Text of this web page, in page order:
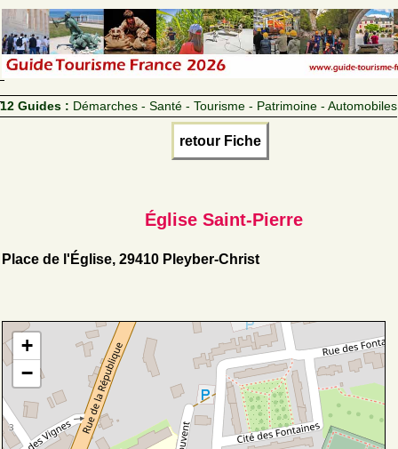
12 Guides : Démarches - Santé - Tourisme - Patrimoine - Automobiles
retour Fiche
Église Saint-Pierre
Place de l'Église, 29410 Pleyber-Christ
+
−